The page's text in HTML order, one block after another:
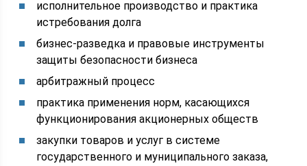
исполнительное производство и практика
истребования долга
бизнес-разведка и правовые инструменты
защиты безопасности бизнеса
арбитражный процесс
практика применения норм, касающихся
функционирования акционерных обществ
закупки товаров и услуг в системе
государственного и муниципального заказа,